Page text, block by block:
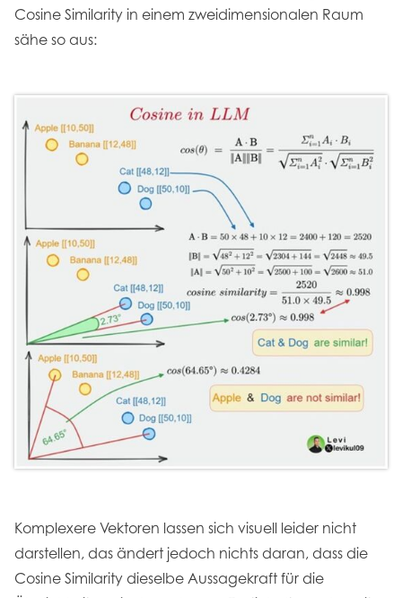
Cosine Similarity in einem zweidimensionalen Raum
sähe so aus:
Komplexere Vektoren lassen sich visuell leider nicht
darstellen, das ändert jedoch nichts daran, dass die
Cosine Similarity dieselbe Aussagekraft für die